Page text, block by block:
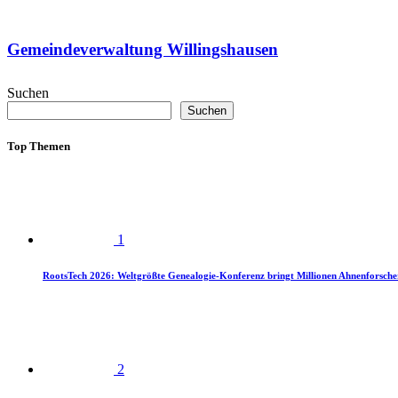
Gemeindeverwaltung Willingshausen
Suchen
Suchen
Top Themen
1
RootsTech 2026: Weltgrößte Genealogie-Konferenz bringt Millionen
2